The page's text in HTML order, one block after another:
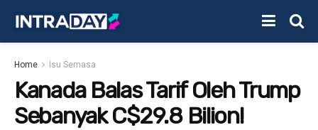
Home Isu Semasa
Kanada Balas Tarif Oleh Trump
Sebanyak C$29.8 Bilion!